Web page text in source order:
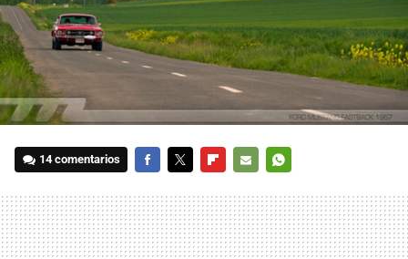
14 comentarios
MAIL